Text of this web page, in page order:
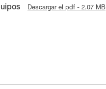
Descargar el pdf - 2.07 MB